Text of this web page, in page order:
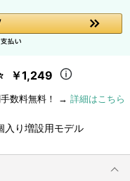
￥1,249
数料無料！ → 詳細はこちら
入り増設用モデル